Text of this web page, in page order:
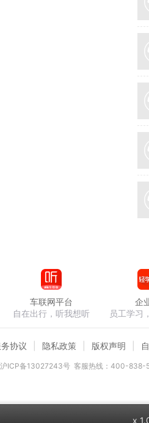
x
车联网平台
自在出行，听我想听
企
员工学习
协议 隐私政策 版权声明
沪ICP备13027243号 客服热线：400-838-